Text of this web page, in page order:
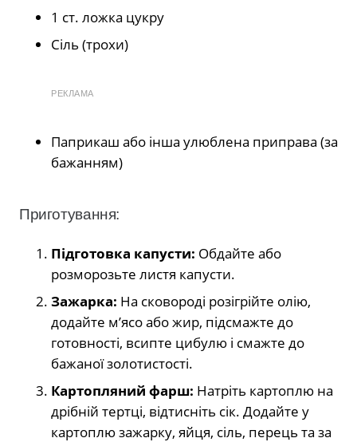
1 ст. ложка цукру
Сіль (трохи)
РЕКЛАМА
Паприкаш або інша улюблена приправа (за
бажанням)
Приготування:
Підготовка капусти: Обдайте або
розморозьте листя капусти.
Зажарка: На сковороді розігрійте олію,
додайте м’ясо або жир, підсмажте до
готовності, всипте цибулю і смажте до
бажаної золотистості.
Картопляний фарш: Натріть картоплю на
дрібній тертці, відтисніть сік. Додайте у
картоплю зажарку, яйця, сіль, перець та за